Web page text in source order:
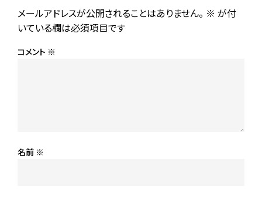
メールアドレスが公開されることはありません。 ※ が付
いている欄は必須項目です
コメント ※
名前 ※